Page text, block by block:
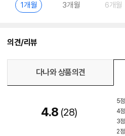
1개월 3개월 6개월
의견/리뷰
다나와 상품의견
4.8 28
5점
4점
3점
2점